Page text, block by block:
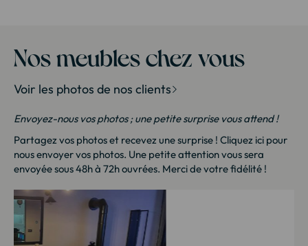
Nature New York
Nola Népalaise
Oslo
Pop Vintage
Nos meubles chez vous
Voir les photos de nos clients
Envoyez-nous vos photos ; une petite surprise vous attend !
Partagez vos photos et recevez une surprise ! Cliquez ici pour
nous envoyer vos photos. Une petite attention vous sera
envoyée sous 48h à 72h ouvrées. Merci de votre fidélité !